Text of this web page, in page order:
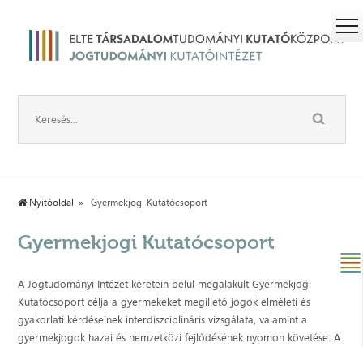
Nyitóoldal Gyermekjogi Kutatócsoport
Gyermekjogi Kutatócsoport
A Jogtudományi Intézet keretein belül megalakult Gyermekjogi
Kutatócsoport célja a gyermekeket megillető jogok elméleti és
gyakorlati kérdéseinek interdiszciplináris vizsgálata, valamint a
gyermekjogok hazai és nemzetközi fejlődésének nyomon követése. A